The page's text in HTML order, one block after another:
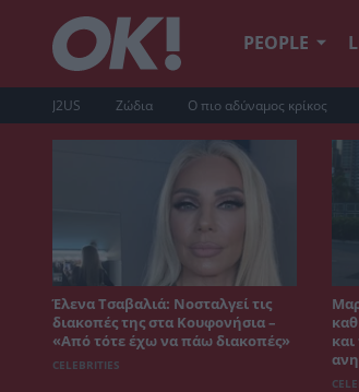
PEOPLE
J2US Ζώδια Ο πιο αδύναμος κρίκος
Έλενα Τσαβαλιά: Νοσταλγεί τις
διακοπές της στα Κουφονήσια –
«Από τότε έχω να πάω διακοπές»
CELEBRITIES